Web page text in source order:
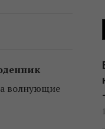
волнующие